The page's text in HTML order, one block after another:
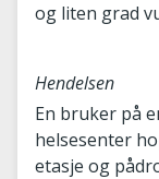
og liten grad
Hendelsen
En bruker på
helsesenter
etasje og